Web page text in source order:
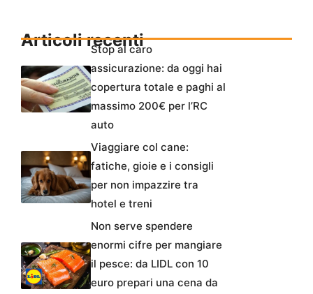
Articoli recenti
Stop al caro
assicurazione: da oggi hai
copertura totale e paghi al
massimo 200€ per l’RC
auto
Viaggiare col cane:
fatiche, gioie e i consigli
per non impazzire tra
hotel e treni
Non serve spendere
enormi cifre per mangiare
il pesce: da LIDL con 10
euro prepari una cena da